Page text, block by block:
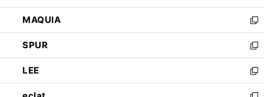
ン
ド
ウ
で
開
く
ウ
ィ
ン
ド
ウ
で
開
し
い
ウ
ィ
ン
ド
ウ
MAQUIA
新
し
い
ウ
ィ
ン
SPUR
新
し
い
ウ
LEE
新
し